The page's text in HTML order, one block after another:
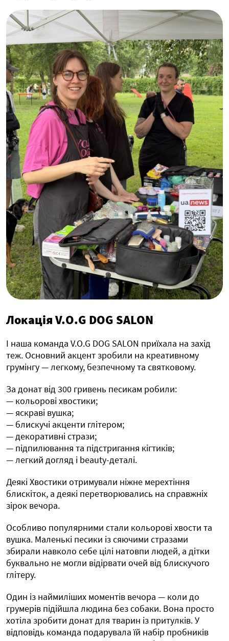
Локація V.O.G DOG SALON
І наша команда V.O.G DOG SALON приїхала на захід
теж. Основний акцент зробили на креативному
грумінгу — легкому, безпечному та святковому.
За донат від 300 гривень песикам робили:
— кольорові хвостики;
— яскраві вушка;
— блискучі акценти глітером;
— декоративні стрази;
— підпилювання та підстригання кігтиків;
— легкий догляд і beauty-деталі.
Деякі Хвостики отримували ніжне мерехтіння
блискіток, а деякі перетворювались на справжніх
зірок вечора.
Особливо популярними стали кольорові хвости та
вушка. Маленькі песики із сяючими стразами
збирали навколо себе цілі натовпи людей, а дітки
буквально не могли відірвати очей від блискучого
глітеру.
Один із наймиліших моментів вечора — коли до
грумерів підійшла людина без собаки. Вона просто
хотіла зробити донат для тварин із притулків. У
відповідь команда подарувала їй набір пробників